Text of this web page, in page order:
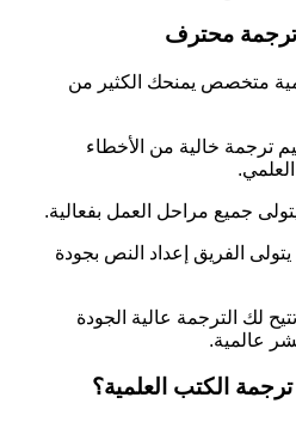
ترجمة محترف
متخصص يمنحك الكثير من
ترجمة خالية من الأخطاء
جميع مراحل العمل بفعالية.
يتولى الفريق إعداد النص بجودة
لك الترجمة عالية الجودة
عالمية.
الكتب العلمية؟